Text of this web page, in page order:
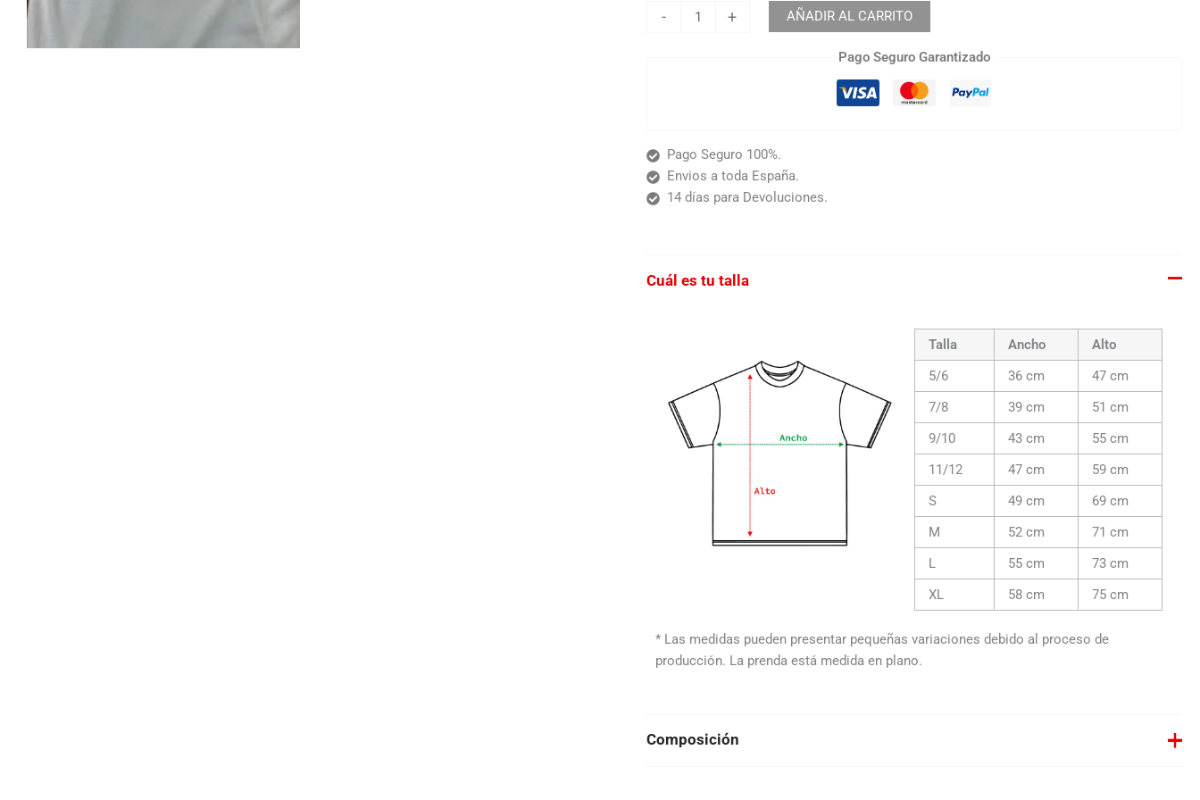
- + AÑADIR AL CARRITO
Pago Seguro Garantizado
Pago Seguro 100%.
Envios a toda España.
14 días para Devoluciones.
Cuál es tu talla
Talla Ancho
Alto
5/6
36 cm
47 cm
7/8
39 cm
51 cm
9/10
43 cm
55 cm
11/12
47 cm
59 cm
S
49 cm
69 cm
M
52 cm
71 cm
L
55 cm
73 cm
XL
58 cm 75 cm
* Las medidas pueden presentar pequeñas variaciones debido al proceso de
producción. La prenda está medida en plano.
Composición